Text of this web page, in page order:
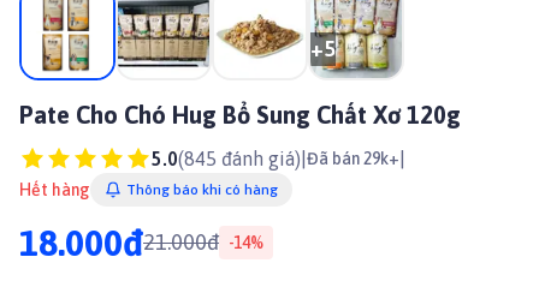
Giảm giá
+5
Pate Cho Chó Hug Bổ Sung Chất Xơ 120g
5.0(845 đánh giá) Đã bán 29k+
Hết hàng Thông báo khi có hàng
18.000đ21.000đ -14%